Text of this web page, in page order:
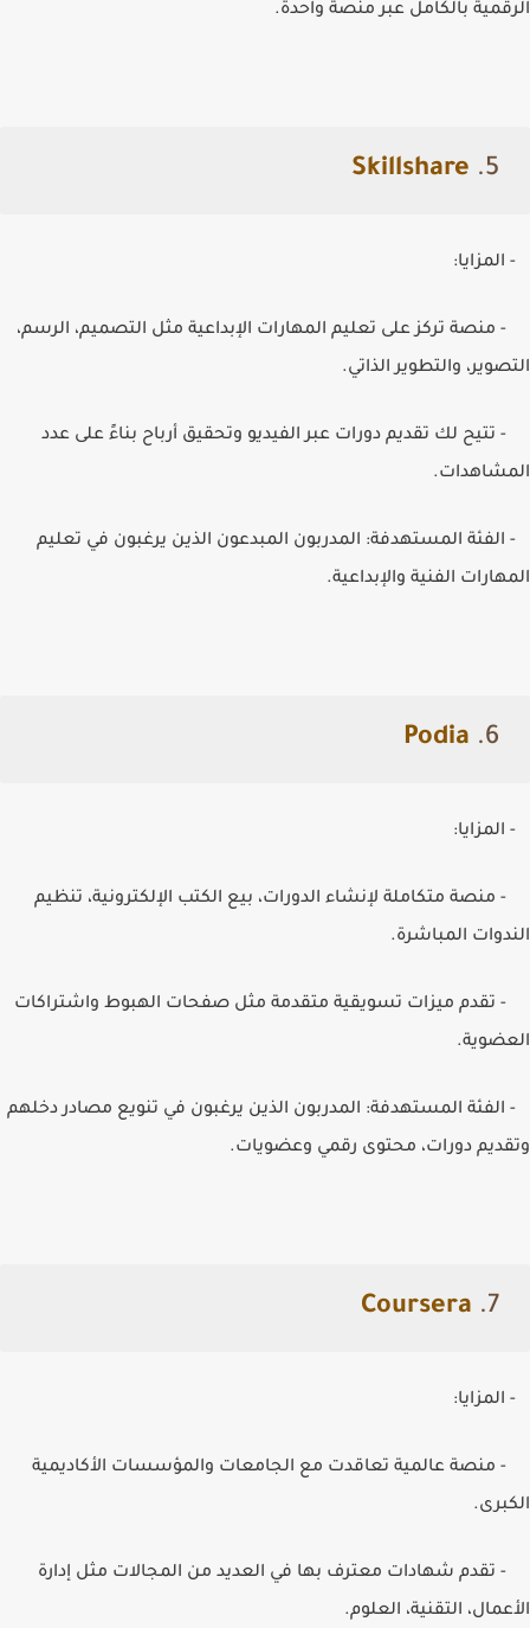
الرقمية بالكامل عبر منصة واحدة.
5.
Skillshare
- المزايا:
- منصة تركز على تعليم المهارات الإبداعية مثل التصميم، الرسم،
التصوير، والتطوير الذاتي.
- تتيح لك تقديم دورات عبر الفيديو وتحقيق أرباح بناءً على عدد
المشاهدات.
- الفئة المستهدفة: المدربون المبدعون الذين يرغبون في تعليم
المهارات الفنية والإبداعية.
6.
Podia
- المزايا:
- منصة متكاملة لإنشاء الدورات، بيع الكتب الإلكترونية، تنظيم
الندوات المباشرة.
- تقدم ميزات تسويقية متقدمة مثل صفحات الهبوط واشتراكات
العضوية.
- الفئة المستهدفة: المدربون الذين يرغبون في تنويع مصادر دخلهم
وتقديم دورات، محتوى رقمي وعضويات.
7.
Coursera
- المزايا:
- منصة عالمية تعاقدت مع الجامعات والمؤسسات الأكاديمية
الكبرى.
- تقدم شهادات معترف بها في العديد من المجالات مثل إدارة
الأعمال، التقنية، العلوم.